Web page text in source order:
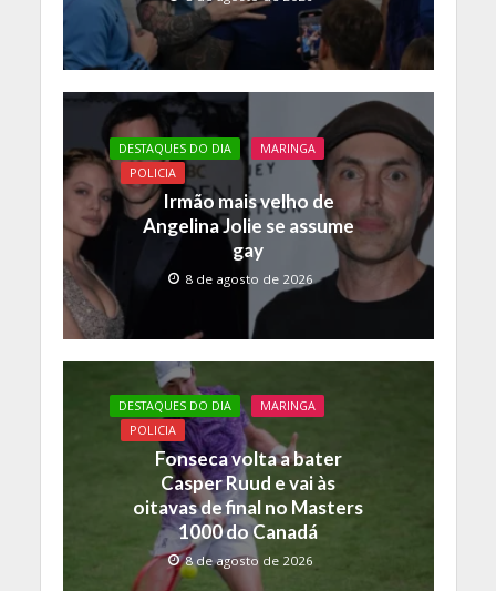
DESTAQUES DO DIA
MARINGA
POLICIA
Irmão mais velho de
Angelina Jolie se assume
gay
8 de agosto de 2026
DESTAQUES DO DIA
MARINGA
POLICIA
Fonseca volta a bater
Casper Ruud e vai às
oitavas de final no Masters
1000 do Canadá
8 de agosto de 2026